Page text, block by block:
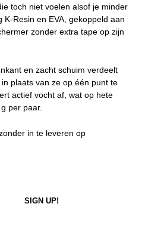
toch niet voelen alsof je minder
Resin en EVA, gekoppeld aan
zonder extra tape op zijn
en zacht schuim verdeelt
plaats van ze op één punt te
actief vocht af, wat op hete
per paar.
in te leveren op